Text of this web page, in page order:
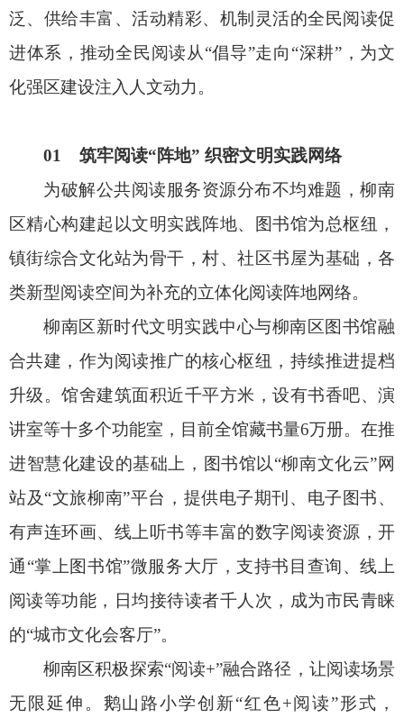
泛、供给丰富、活动精彩、机制灵活的全民阅读促
进体系，推动全民阅读从“倡导”走向“深耕”，为文
化强区建设注入人文动力。
01 筑牢阅读“阵地” 织密文明实践网络
为破解公共阅读服务资源分布不均难题，柳南
区精心构建起以文明实践阵地、图书馆为总枢纽，
镇街综合文化站为骨干，村、社区书屋为基础，各
类新型阅读空间为补充的立体化阅读阵地网络。
柳南区新时代文明实践中心与柳南区图书馆融
合共建，作为阅读推广的核心枢纽，持续推进提档
升级。馆舍建筑面积近千平方米，设有书香吧、演
讲室等十多个功能室，目前全馆藏书量6万册。在推
进智慧化建设的基础上，图书馆以“柳南文化云”网
站及“文旅柳南”平台，提供电子期刊、电子图书、
有声连环画、线上听书等丰富的数字阅读资源，开
通“掌上图书馆”微服务大厅，支持书目查询、线上
阅读等功能，日均接待读者千人次，成为市民青睐
的“城市文化会客厅”。
柳南区积极探索“阅读+”融合路径，让阅读场景
无限延伸。鹅山路小学创新“红色+阅读”形式，